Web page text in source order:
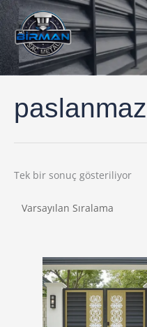
İçeriğe
atla
Tek bir sonuç gösteriliyor